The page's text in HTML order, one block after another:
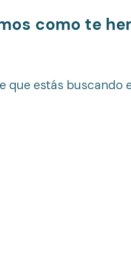
como te
que estás buscando